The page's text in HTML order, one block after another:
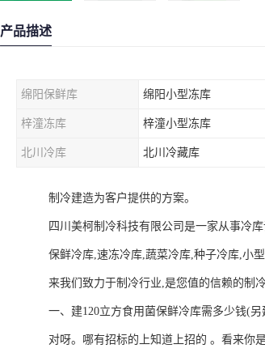
产品描述
绵阳保鲜库 绵阳小型冻库
梓潼冻库 梓潼小型冻库
北川冷库 北川冷藏库
制冷建造为客户提供的方案。
四川美柯制冷科技有限公司是一家从事冷
保鲜冷库,速冻冷库,蔬菜冷库,种子冷库,小
来我们致力于制冷行业,是您值的信赖的制
一、建120立方食用菌保鲜冷库需多少钱(另
对呀。哪有招标的上知道上招的 。看来你